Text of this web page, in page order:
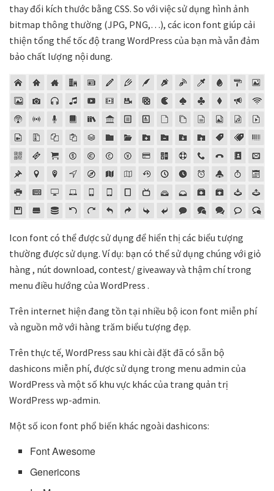
thay đổi kích thước bằng CSS. So với việc sử dụng hình ảnh
bitmap thông thường (JPG, PNG,…), các icon font giúp cải
thiện tổng thể tốc độ trang WordPress của bạn mà vẫn đảm
bảo chất lượng nội dung.
Icon font có thể được sử dụng để hiển thị các biểu tượng
thường được sử dụng. Ví dụ: bạn có thể sử dụng chúng với giỏ
hàng , nút download, contest/ giveaway và thậm chí trong
menu điều hướng của WordPress .
Trên internet hiện đang tồn tại nhiều bộ icon font miễn phí
và nguồn mở với hàng trăm biểu tượng đẹp.
Trên thực tế, WordPress sau khi cài đặt đã có sẵn bộ
dashicons miễn phí, được sử dụng trong menu admin của
WordPress và một số khu vực khác của trang quản trị
WordPress wp-admin.
Một số icon font phổ biến khác ngoài dashicons:
Font Awesome
Genericons